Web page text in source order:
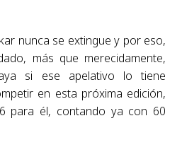
nunca se extingue y por eso,
más que merecidamente,
si ese apelativo lo tiene
en esta próxima edición,
para él, contando ya con 60